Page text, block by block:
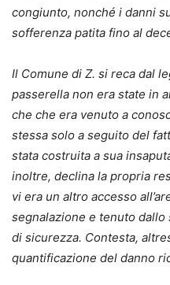
congiunto, nonché i danni
sofferenza patita fino al
Il Comune di Z. si reca dal
passerella non era state in
che che era venuto a
stessa solo a seguito del
stata costruita a sua
inoltre, declina la propria
vi era un altro accesso
segnalazione e tenuto
di sicurezza. Contesta,
quantificazione del danno